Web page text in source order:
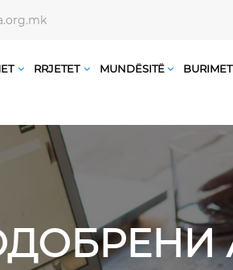
RRJETET MUNDËSITË BURIMET